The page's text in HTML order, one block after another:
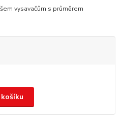
vysavačům s průměrem